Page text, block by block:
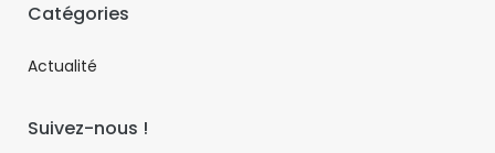
Catégories
Actualité
Suivez-nous !